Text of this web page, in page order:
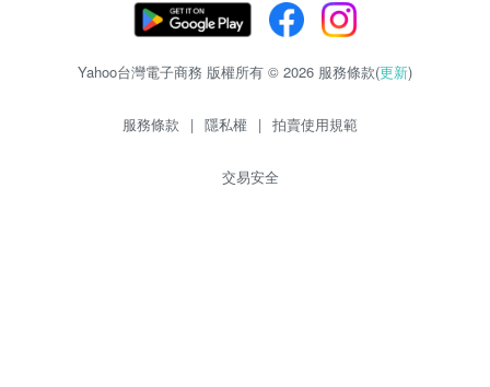
Yahoo台灣電子商務 版權所有 © 2026 服務條款(更新)
服務條款 | 隱私權 | 拍賣使用規範
交易安全